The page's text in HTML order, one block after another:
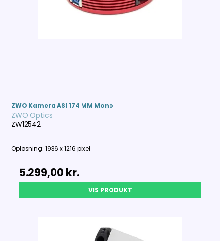
ZWO Kamera ASI 174 MM Mono
ZWO Optics
ZW12542
Opløsning: 1936 x 1216 pixel
5.299,00 kr.
VIS PRODUKT